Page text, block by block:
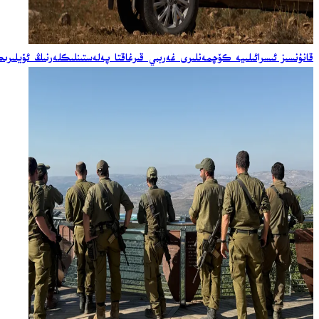
قانۇنسىز ئىسرائىلىيە كۆچمەنلىرى غەربىي قىرغاقتا پەلەستىنلىكلەرنىڭ